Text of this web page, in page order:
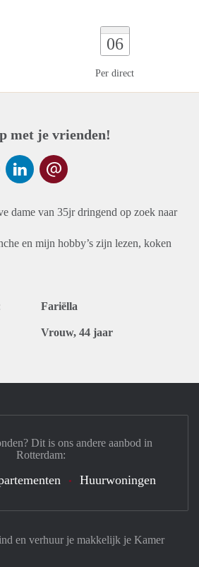
06
Per direct
met je vrienden!
dame van 35jr dringend op zoek naar
en mijn hobby’s zijn lezen, koken
Fariëlla
Vrouw, 44 jaar
en verhuur je makkelijk je Kamer
Dit is ons andere aanbod in
Rotterdam:
Huurwoningen